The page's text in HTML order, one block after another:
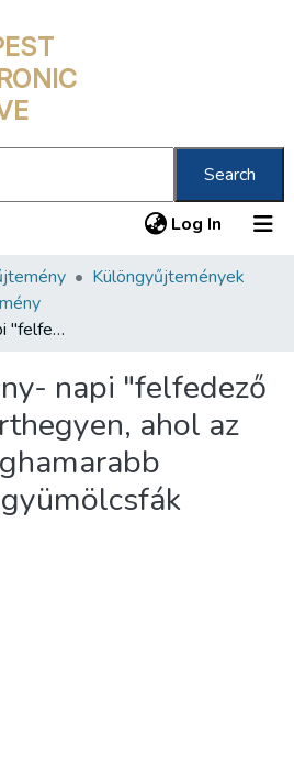
Search
Log In (current)
Különgyűjtemények
Boldogasszony- napi "felfedező séta" a Gellérthegyen, ahol az országban leghamarabb virágzanak a gyümölcsfák
napi "felfedező
ahol az